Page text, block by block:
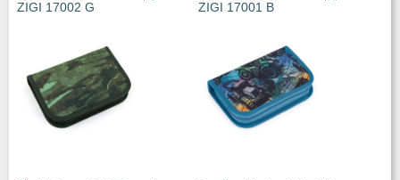
ZIGI 17002 G
ZIGI 17001 B